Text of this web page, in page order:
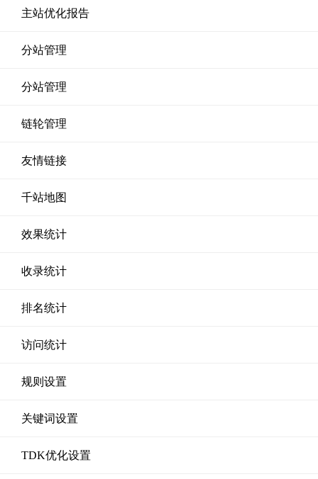
主站优化报告
分站管理
分站管理
链轮管理
友情链接
千站地图
效果统计
收录统计
排名统计
访问统计
规则设置
关键词设置
TDK优化设置